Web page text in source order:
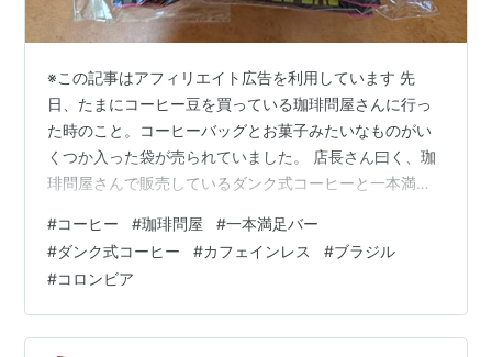
※この記事はアフィリエイト広告を利用しています 先
日、たまにコーヒー豆を買っている珈琲問屋さんに行っ
た時のこと。コーヒーバッグとお菓子みたいなものがい
くつか入った袋が売られていました。 店長さん曰く、珈
琲問屋さんで販売しているダンク式コーヒーと一本満足
「お得」という言葉につられて、つい買ってしまいまし
た。 ダンク式コーヒーと１本満足バーが３個ずつ入って
いました。 ダンク式コーヒーは珈琲問屋さんのオリジナ
ル商品。お湯とカップだけで手軽にコーヒーが飲めると
いう優れもの。このセットにはブラジルやコロンビアな
#コーヒー #珈琲問屋 #一本満足バー
#ダンク式コーヒー #カフェインレス #ブラジル
#コロンビア